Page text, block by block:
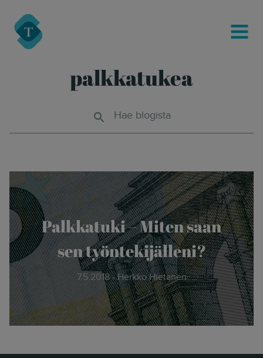
Turre Legal
MENU
palkkatukea
Hae blogista
Palkkatuki – Miten saan
sen työntekijälleni?
7.5.2018 - Herkko Hietanen